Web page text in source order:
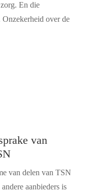
En die
over de
van
van delen van TSN
aanbieders is